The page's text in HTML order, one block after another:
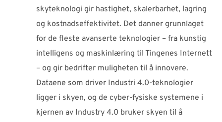
skyteknologi gir hastighet, skalerbarhet, lagring
og kostnadseffektivitet. Det danner grunnlaget
for de fleste avanserte teknologier – fra kunstig
intelligens og maskinlæring til Tingenes Internett
– og gir bedrifter muligheten til å innovere.
Dataene som driver Industri 4.0-teknologier
ligger i skyen, og de cyber-fysiske systemene i
kjernen av Industry 4.0 bruker skyen til å